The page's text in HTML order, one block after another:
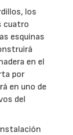
los
cuatro
esquinas
en el
por
en uno de
del